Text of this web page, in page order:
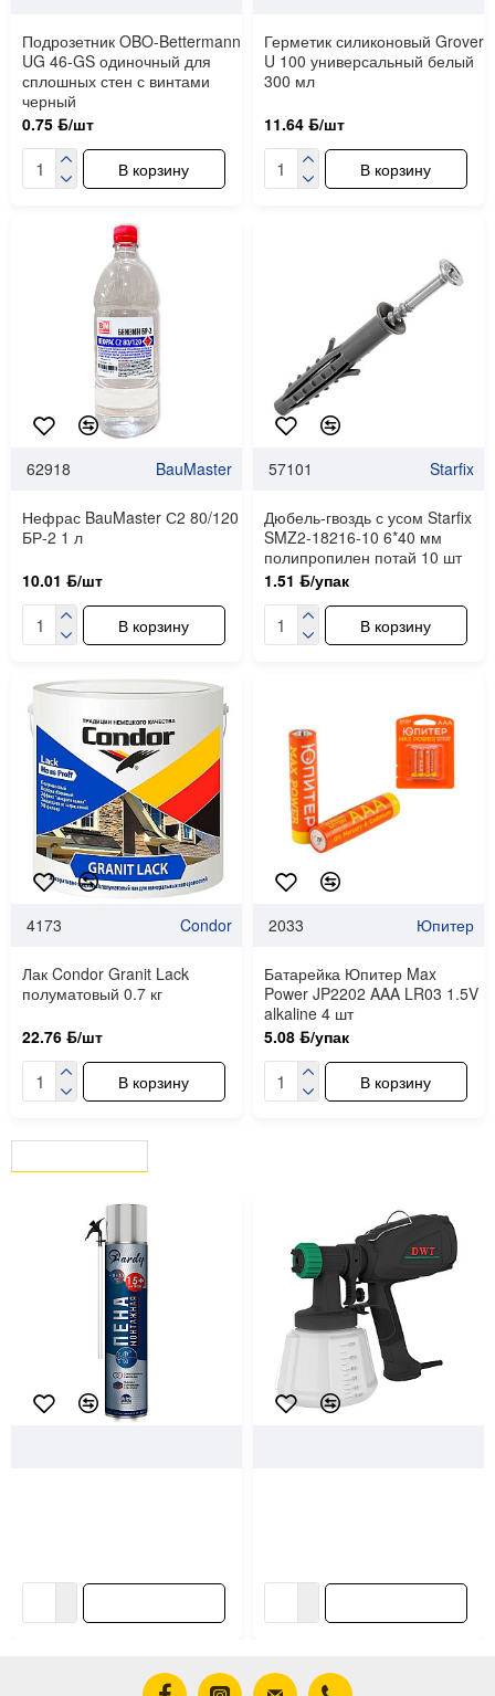
Подрозетник OBO-Bettermann
UG 46-GS одиночный для
сплошных стен с винтами
черный
0.75 ƃ/шт
В корзину
Герметик силиконовый Grover
U 100 универсальный белый
300 мл
11.64 ƃ/шт
В корзину
62918 BauMaster
Нефрас BauMaster С2 80/120
БР-2 1 л
10.01 ƃ/шт
В корзину
57101 Starfix
Дюбель-гвоздь с усом Starfix
SMZ2-18216-10 6*40 мм
полипропилен потай 10 шт
1.51 ƃ/упак
В корзину
4173 Condor
Лак Condor Granit Lack
полуматовый 0.7 кг
22.76 ƃ/шт
В корзину
2033 Юпитер
Батарейка Юпитер Max
Power JP2202 AAA LR03 1.5V
alkaline 4 шт
5.08 ƃ/упак
В корзину